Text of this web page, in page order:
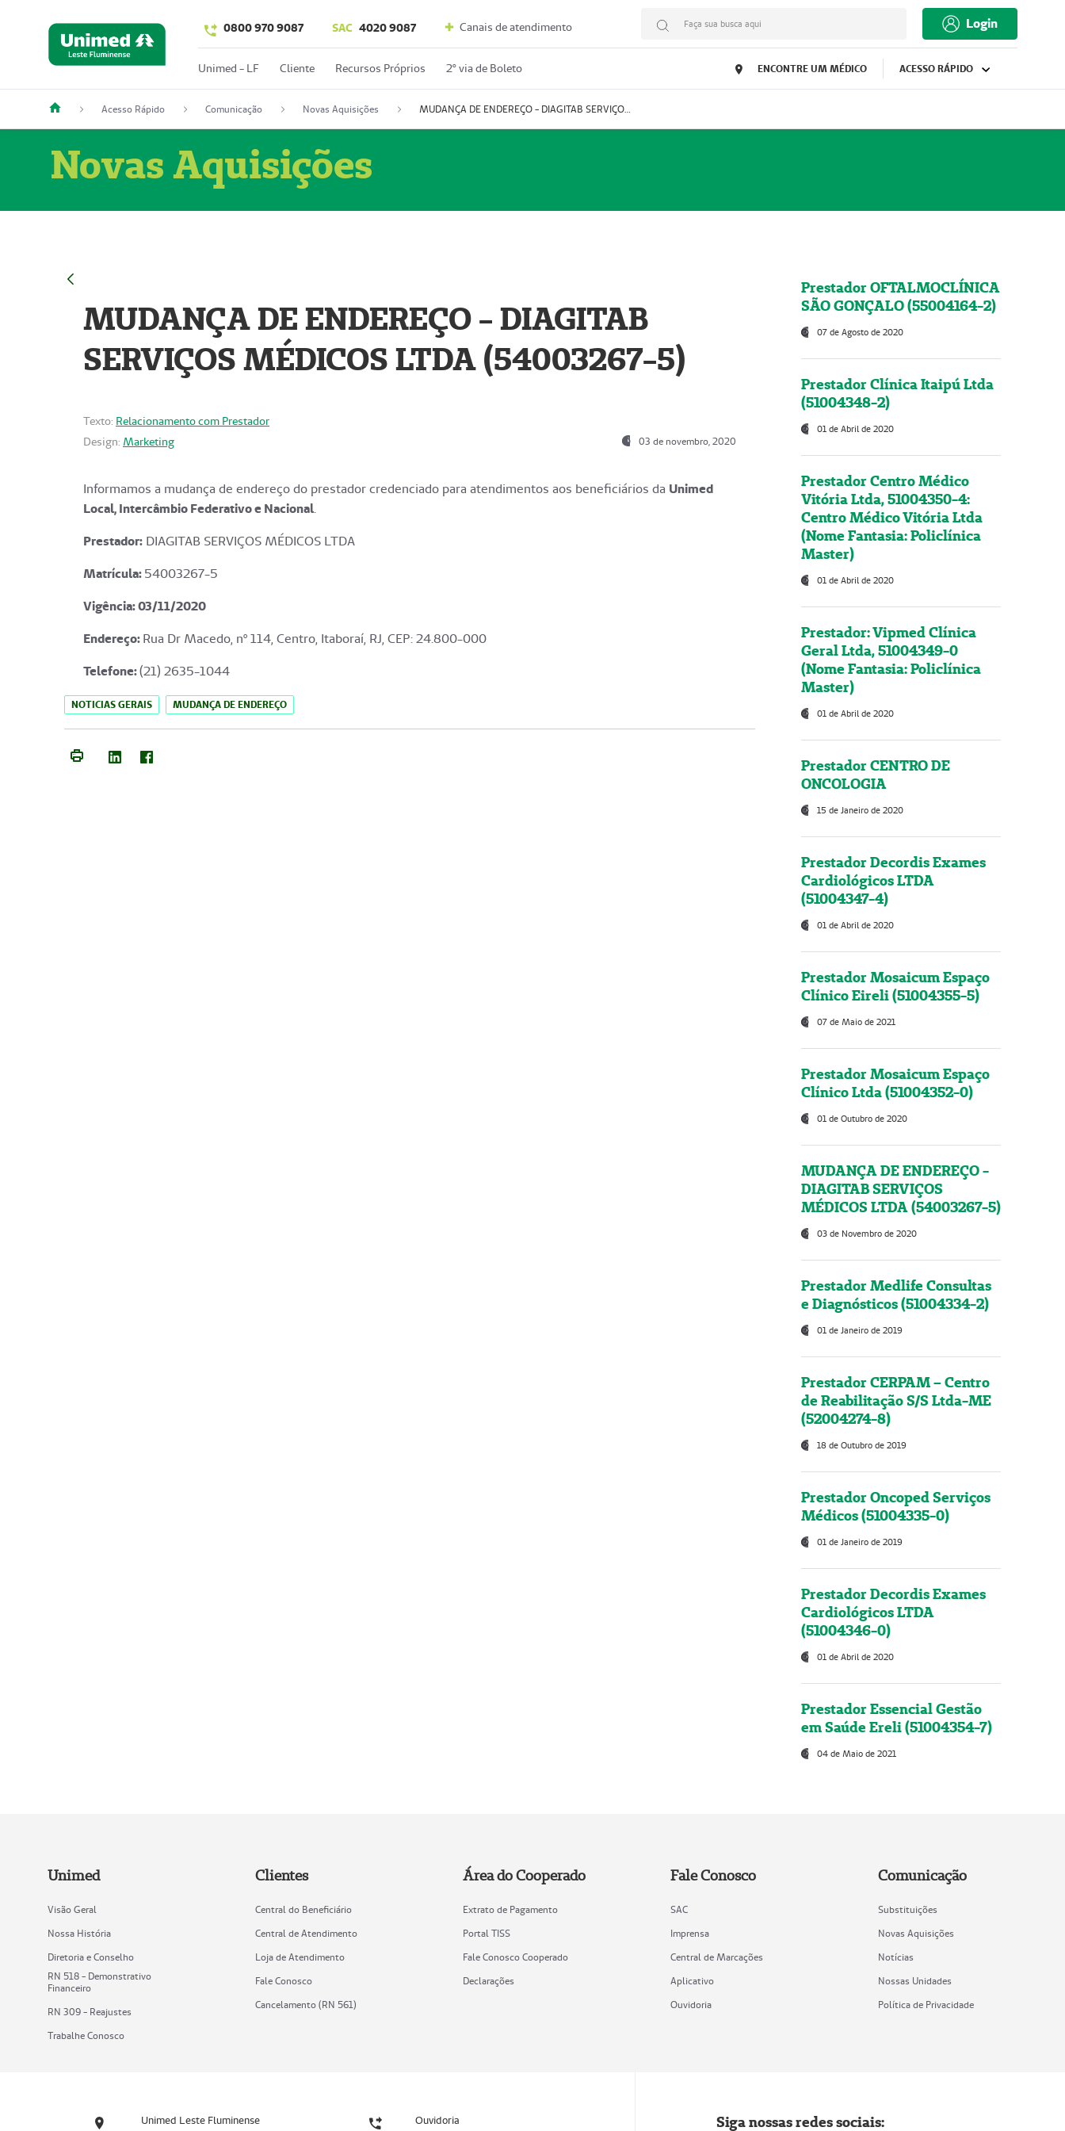
0800 970 9087 SAC 4020 9087 Canais de atendimento Faça sua busca aqui Login
Unimed - LF Cliente Recursos Próprios 2º via de Boleto ENCONTRE UM MÉDICO ACESSO RÁPIDO
Acesso Rápido Comunicação Novas Aquisições MUDANÇA DE ENDEREÇO - DIAGITAB SERVIÇOS MÉDICOS LTDA (54003267-5)
Novas Aquisições
MUDANÇA DE ENDEREÇO - DIAGITAB
SERVIÇOS MÉDICOS LTDA (54003267-5)
Texto: Relacionamento com Prestador
Design: Marketing 03 de novembro, 2020
Informamos a mudança de endereço do prestador credenciado para atendimentos aos beneficiários da Unimed
Local, Intercâmbio Federativo e Nacional.
Prestador: DIAGITAB SERVIÇOS MÉDICOS LTDA
Matrícula:54003267-5
Vigência: 03/11/2020
Endereço:Rua Dr Macedo, nº 114, Centro, Itaboraí, RJ, CEP: 24.800-000
Telefone:(21) 2635-1044
NOTICIAS GERAIS MUDANÇA DE ENDEREÇO
Prestador OFTALMOCLÍNICA
SÃO GONÇALO (55004164-2)
07 de Agosto de 2020
Prestador Clínica Itaipú Ltda
(51004348-2)
01 de Abril de 2020
Prestador Centro Médico
Vitória Ltda, 51004350-4:
Centro Médico Vitória Ltda
(Nome Fantasia: Policlínica
Master)
01 de Abril de 2020
Prestador: Vipmed Clínica
Geral Ltda, 51004349-0
(Nome Fantasia: Policlínica
Master)
01 de Abril de 2020
Prestador CENTRO DE
ONCOLOGIA
15 de Janeiro de 2020
Prestador Decordis Exames
Cardiológicos LTDA
(51004347-4)
01 de Abril de 2020
Prestador Mosaicum Espaço
Clínico Eireli (51004355-5)
07 de Maio de 2021
Prestador Mosaicum Espaço
Clínico Ltda (51004352-0)
01 de Outubro de 2020
MUDANÇA DE ENDEREÇO -
DIAGITAB SERVIÇOS
MÉDICOS LTDA (54003267-5)
03 de Novembro de 2020
Prestador Medlife Consultas
e Diagnósticos (51004334-2)
01 de Janeiro de 2019
Prestador CERPAM – Centro
de Reabilitação S/S Ltda-ME
(52004274-8)
18 de Outubro de 2019
Prestador Oncoped Serviços
Médicos (51004335-0)
01 de Janeiro de 2019
Prestador Decordis Exames
Cardiológicos LTDA
(51004346-0)
01 de Abril de 2020
Prestador Essencial Gestão
em Saúde Ereli (51004354-7)
04 de Maio de 2021
Unimed
Visão Geral
Nossa História
Diretoria e Conselho
RN 518 - Demonstrativo
Financeiro
RN 309 - Reajustes
Trabalhe Conosco
Clientes
Central do Beneficiário
Central de Atendimento
Loja de Atendimento
Fale Conosco
Cancelamento (RN 561)
Área do Cooperado
Extrato de Pagamento
Portal TISS
Fale Conosco Cooperado
Declarações
Fale Conosco
SAC
Imprensa
Central de Marcações
Aplicativo
Ouvidoria
Comunicação
Substituições
Novas Aquisições
Notícias
Nossas Unidades
Política de Privacidade
Unimed Leste Fluminense Ouvidoria Siga nossas redes sociais: